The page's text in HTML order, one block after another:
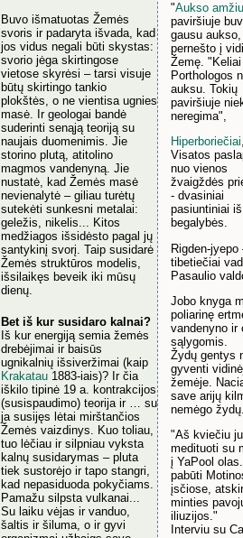
"Aukso
paviršiuje
gausu
pernešto į
Žemę.
Porthologos
auksu. Tokių
paviršiuje
neregima",
Hiperboriečiai
Visatos
nuo vienos
žvaigždės
- dvasiniai
pasiuntiniai iš
begalybės.
Rigden-jyepo
tibetiečiai
Pasaulio
Jobo knyga
poliarinę
vandenyno ir
sąlygomis.
Žydų gentys
gyventi
žemėje.
save arijų
nemėgo
"Aš kviečiu
medituoti su
į YaPool
pabūti
įsčiose,
minties
iliuzijos."
Interviu su
Buvo išmatuotas Žemės
svoris ir padaryta išvada, kad
jos vidus negali būti skystas:
svorio jėga skirtingose
vietose skyrėsi – tarsi visuje
būtų skirtingo tankio
plokštės, o ne vientisa ugnies
masė. Ir geologai bandė
suderinti senąją teoriją su
naujais duomenimis. Jie
storino plutą, atitolino
magmos vandenyną. Jie
nustatė, kad Žemės masė
nevienalytė – giliau turėtų
sutekėti sunkesni metalai:
geležis, nikelis... Kitos
medžiagos išsidėsto pagal jų
santykinį svorį. Taip susidarė
Žemės struktūros modelis,
išsilaikęs beveik iki mūsų
dienų.
Bet iš kur susidaro kalnai?
Iš kur energiją semia žemės
drebėjimai ir baisūs
ugnikalnių išsiveržimai (kaip
Krakatau 1883-iais)? Ir čia
iškilo tipinė 19 a. kontrakcijos
(susispaudimo) teorija ir … su
ja susijęs lėtai mirštančios
Žemės vaizdinys. Kuo toliau,
tuo lėčiau ir silpniau vyksta
kalnų susidarymas – pluta
tiek sustorėjo ir tapo stangri,
kad nepasiduoda pokyčiams.
Pamažu silpsta vulkanai...
Su laiku vėjas ir vanduo,
šaltis ir šiluma, o ir gyvi